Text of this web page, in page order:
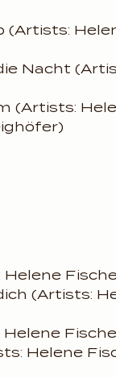
(Artists:
Nacht
(Artists:
Helene
(Artists:
Helene